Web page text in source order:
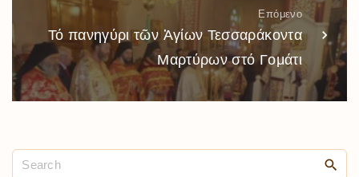
Επόμενο
Τό πανηγύρι τῶν Ἁγίων Τεσσαράκοντα
Μαρτύρων στό Γομάτι